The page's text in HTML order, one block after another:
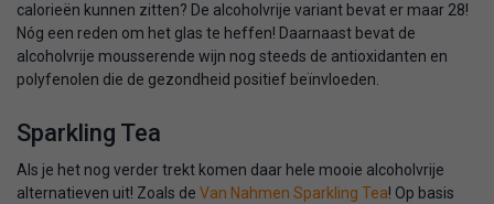
calorieën kunnen zitten? De alcoholvrije variant bevat er maar 28!
Nóg een reden om het glas te heffen! Daarnaast bevat de
alcoholvrije mousserende wijn nog steeds de antioxidanten en
polyfenolen die de gezondheid positief beïnvloeden.
Sparkling Tea
Als je het nog verder trekt komen daar hele mooie alcoholvrije
alternatieven uit! Zoals de Van Nahmen Sparkling Tea! Op basis